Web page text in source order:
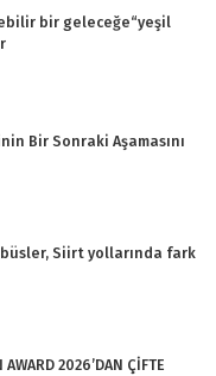
bir geleceğe“yeşil
Bir Sonraki Aşamasını
Siirt yollarında fark
AWARD 2026’DAN ÇİFTE